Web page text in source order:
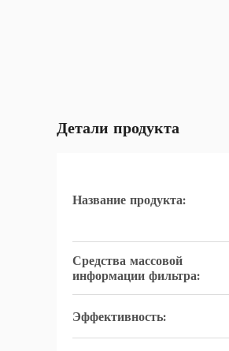
Детали продукта
Название продукта:
Средства массовой
информации фильтра:
Эффективность: